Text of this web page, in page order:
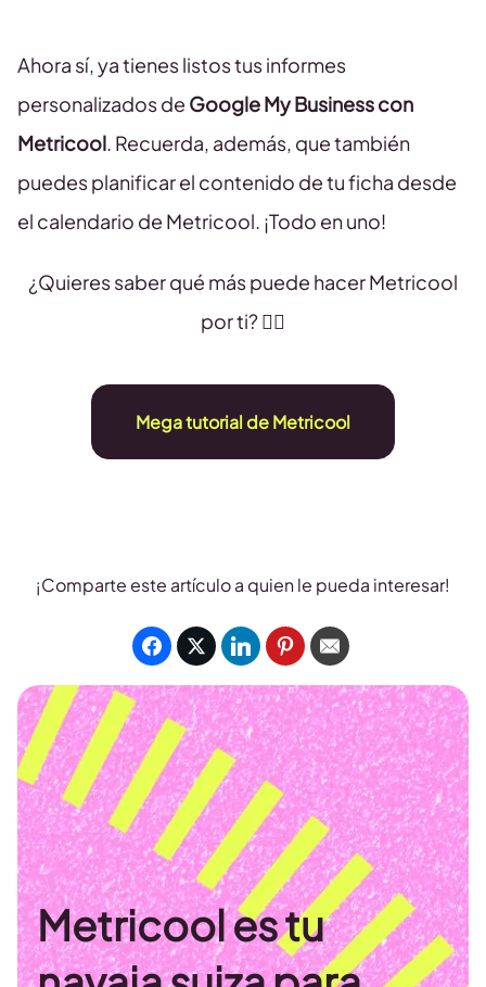
Ahora sí, ya tienes listos tus informes
personalizados de Google My Business con
Metricool. Recuerda, además, que también
puedes planificar el contenido de tu ficha desde
el calendario de Metricool. ¡Todo en uno!
¿Quieres saber qué más puede hacer Metricool
por ti? 👇🏻
Mega tutorial de Metricool
¡Comparte este artículo a quien le pueda interesar!
Metricool es tu